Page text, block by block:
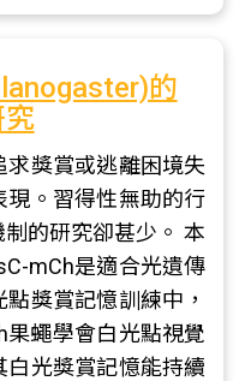
的
獎賞或逃離困境失
現。習得性無助的行
的研究卻甚少。 本
mCh是適合光遺傳
獎賞記憶訓練中，
果蠅學會白光點視覺
光獎賞記憶能持續